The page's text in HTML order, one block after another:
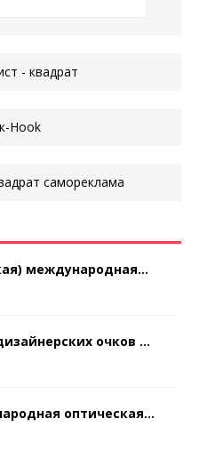
международная...
очков ...
оптическая...